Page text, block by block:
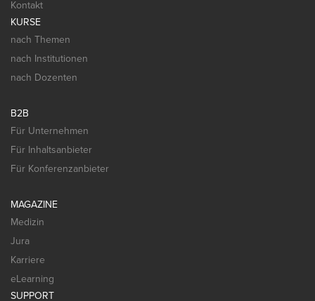
Kontakt
KURSE
nach Themen
nach Institutionen
nach Dozenten
B2B
Für Unternehmen
Für Inhaltsanbieter
Für Konferenzanbieter
MAGAZINE
Medizin
Jura
Karriere
eLearning
SUPPORT